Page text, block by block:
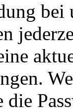
bei
die